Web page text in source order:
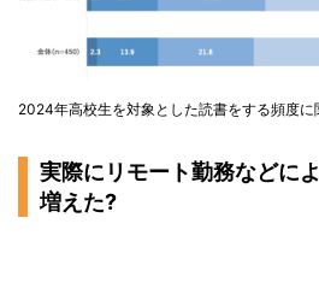
2024年高校生を対象とした読書をする頻度に
実際にリモート勤務などに
増えた?